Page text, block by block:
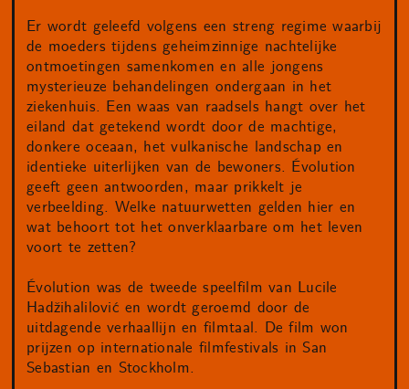
Er wordt geleefd volgens een streng regime waarbij
de moeders tijdens geheimzinnige nachtelijke
ontmoetingen samenkomen en alle jongens
mysterieuze behandelingen ondergaan in het
ziekenhuis. Een waas van raadsels hangt over het
eiland dat getekend wordt door de machtige,
donkere oceaan, het vulkanische landschap en
identieke uiterlijken van de bewoners. Évolution
geeft geen antwoorden, maar prikkelt je
verbeelding. Welke natuurwetten gelden hier en
wat behoort tot het onverklaarbare om het leven
voort te zetten?
Évolution was de tweede speelfilm van Lucile
Hadžihalilović en wordt geroemd door de
uitdagende verhaallijn en filmtaal. De film won
prijzen op internationale filmfestivals in San
Sebastian en Stockholm.